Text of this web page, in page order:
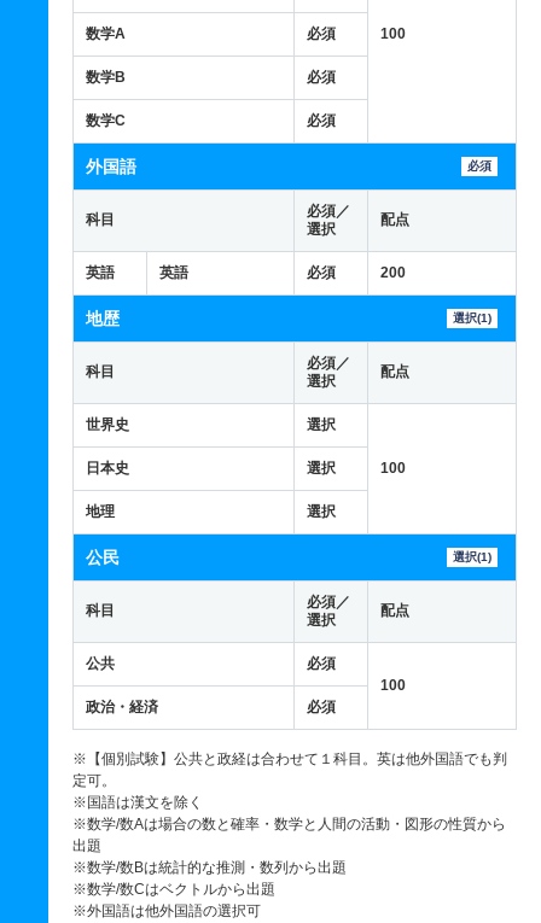
100
数学A 必須
数学B 必須
数学C 必須
外国語 必須
科目
必須／
選択
配点
英語 英語 必須 200
地歴 選択(1)
科目
必須／
選択
配点
世界史 選択
100
日本史 選択
地理 選択
公民 選択(1)
科目
必須／
選択
配点
公共
必須
100
政治・経済
必須
※【個別試験】公共と政経は合わせて１科目。英は他外国語でも判
定可。
※国語は漢文を除く
※数学/数Aは場合の数と確率・数学と人間の活動・図形の性質から
出題
※数学/数Bは統計的な推測・数列から出題
※数学/数Cはベクトルから出題
※外国語は他外国語の選択可